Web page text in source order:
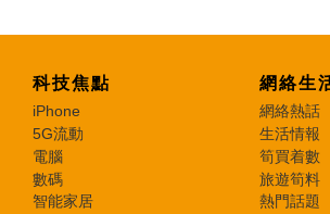
科技焦點
iPhone
5G流動
電腦
數碼
智能家居
網絡生
網絡熱話
生活情報
筍買着數
旅遊筍料
熱門話題